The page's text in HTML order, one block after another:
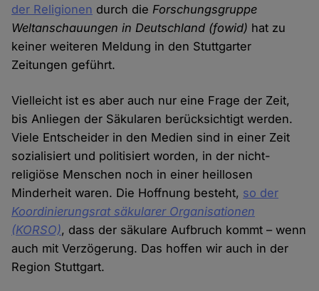
der Religionen durch die Forschungsgruppe
Weltanschauungen in Deutschland (fowid) hat zu
keiner weiteren Meldung in den Stuttgarter
Zeitungen geführt.
Vielleicht ist es aber auch nur eine Frage der Zeit,
bis Anliegen der Säkularen berücksichtigt werden.
Viele Entscheider in den Medien sind in einer Zeit
sozialisiert und politisiert worden, in der nicht-
religiöse Menschen noch in einer heillosen
Minderheit waren. Die Hoffnung besteht, so der
Koordinierungsrat säkularer Organisationen
(KORSO), dass der säkulare Aufbruch kommt – wenn
auch mit Verzögerung. Das hoffen wir auch in der
Region Stuttgart.